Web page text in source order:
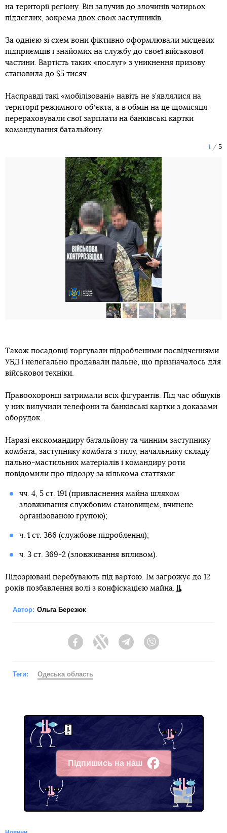
на території регіону. Він залучив до злочинів чотирьох
підлеглих, зокрема двох своїх заступників.
За однією зі схем вони фіктивно оформлювали місцевих
підприємців і знайомих на службу до своєї військової
частини. Вартість таких «послуг» з уникнення призову
становила до $5 тисяч.
Насправді такі «мобілізовані» навіть не з’являлися на
території режимного обʼєкта, а в обмін на це щомісяця
перераховували свої зарплати на банківські картки
командування батальйону.
1 5
Також посадовці торгували підробленими посвідченнями
УБД і нелегально продавали пальне, що призначалось для
військової техніки.
Правоохоронці затримали всіх фігурантів. Під час обшуків
у них вилучили телефони та банківські картки з доказами
оборудок.
Наразі екскомандиру батальйону та чинним заступнику
комбата, заступнику комбата з тилу, начальнику складу
пально-мастильних матеріалів і командиру роти
повідомили про підозру за кількома статтями:
чч. 4, 5 ст. 191 (привласнення майна шляхом
зловживання службовим становищем, вчинене
організованою групою);
ч. 1 ст. 366 (службове підроблення);
ч. 3 ст. 369-2 (зловживання впливом).
Підозрювані перебувають під вартою. Їм загрожує до 12
років позбавлення волі з конфіскацією майна.
Автор: Ольга Березюк
FacebookTwitter Telegram
Теги: Одеська область
Підпишись на наш
Facebook